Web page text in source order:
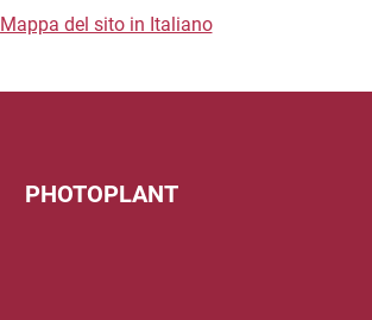
Mappa del sito in Italiano
PHOTOPLANT